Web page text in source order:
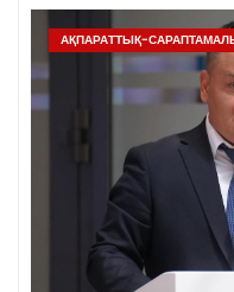
АҚПАРАТТЫҚ-